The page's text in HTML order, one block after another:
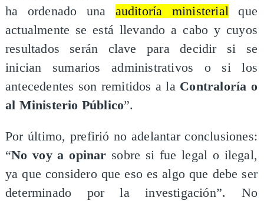
ha ordenado una auditoría ministerial que
actualmente se está llevando a cabo y cuyos
resultados serán clave para decidir si se
inician sumarios administrativos o si los
antecedentes son remitidos a la Contraloría o
al Ministerio Público”.
Por último, prefirió no adelantar conclusiones:
“No voy a opinar sobre si fue legal o ilegal,
ya que considero que eso es algo que debe ser
determinado por la investigación”. No